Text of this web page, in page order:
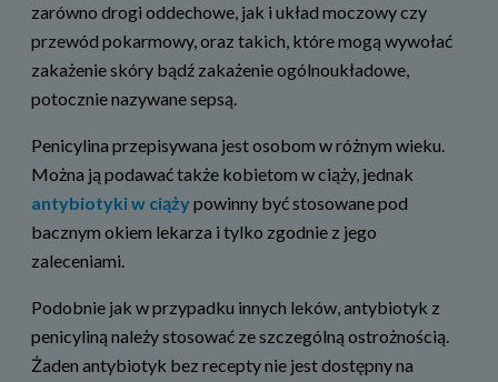
zarówno drogi oddechowe, jak i układ moczowy czy
przewód pokarmowy, oraz takich, które mogą wywołać
zakażenie skóry bądź zakażenie ogólnoukładowe,
potocznie nazywane sepsą.
Penicylina przepisywana jest osobom w różnym wieku.
Można ją podawać także kobietom w ciąży, jednak
antybiotyki w ciążypowinny być stosowane pod
bacznym okiem lekarza i tylko zgodnie z jego
zaleceniami.
Podobnie jak w przypadku innych leków, antybiotyk z
penicyliną należy stosować ze szczególną ostrożnością.
Żaden antybiotyk bez recepty nie jest dostępny na